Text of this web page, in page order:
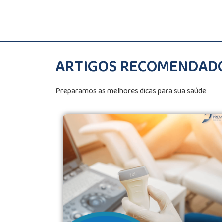
ARTIGOS
Preparamos as melhores dicas para sua saúde